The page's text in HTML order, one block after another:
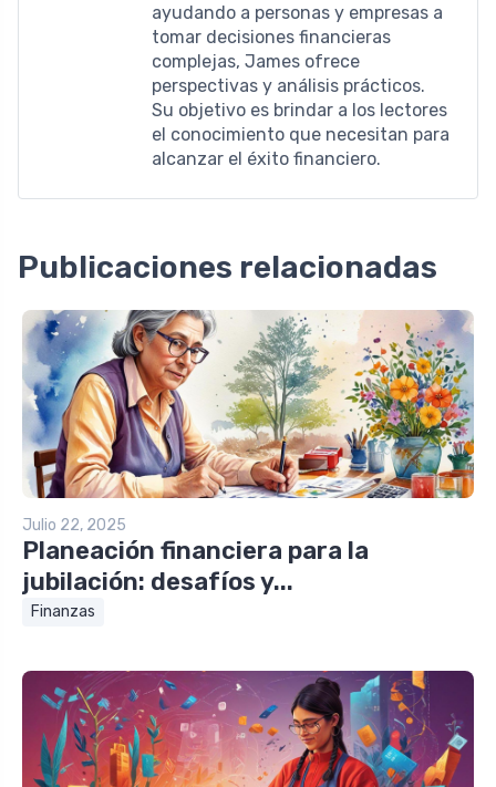
ayudando a personas y empresas a
tomar decisiones financieras
complejas, James ofrece
perspectivas y análisis prácticos.
Su objetivo es brindar a los lectores
el conocimiento que necesitan para
alcanzar el éxito financiero.
Publicaciones relacionadas
Julio 22, 2025
Planeación financiera para la
jubilación: desafíos y...
Finanzas